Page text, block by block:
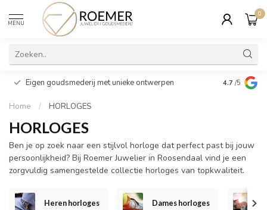
MENU
0
Eigen goudsmederij met unieke ontwerpen Wij
cadeau
4.7 /5
Home / HORLOGES
HORLOGES
Ben je op zoek naar een stijlvol horloge dat perfect past bij jouw
persoonlijkheid? Bij Roemer Juwelier in Roosendaal vind je een
zorgvuldig samengestelde collectie horloges van topkwaliteit.
Heren horloges Dames horloges